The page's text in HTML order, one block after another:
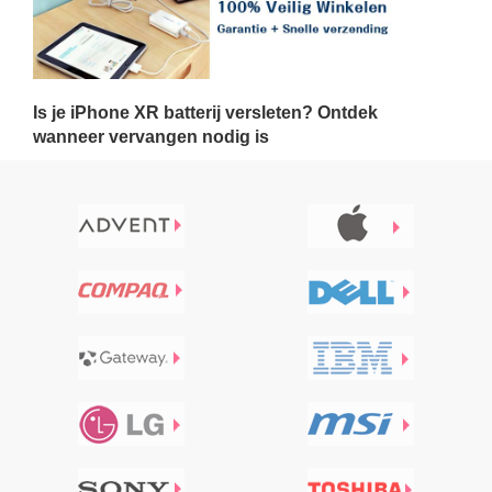
Is je iPhone XR batterij versleten? Ontdek
wanneer vervangen nodig is